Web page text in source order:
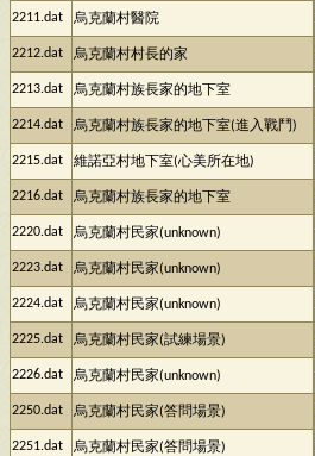
2211.dat 烏克蘭村醫院
2212.dat 烏克蘭村村長的家
2213.dat 烏克蘭村族長家的地下室
2214.dat 烏克蘭村族長家的地下室(進入戰鬥)
2215.dat 維諾亞村地下室(心美所在地)
2216.dat 烏克蘭村族長家的地下室
2220.dat 烏克蘭村民家(unknown)
2223.dat 烏克蘭村民家(unknown)
2224.dat 烏克蘭村民家(unknown)
2225.dat 烏克蘭村民家(試練場景)
2226.dat 烏克蘭村民家(unknown)
2250.dat 烏克蘭村民家(答問場景)
2251.dat 烏克蘭村民家(答問場景)